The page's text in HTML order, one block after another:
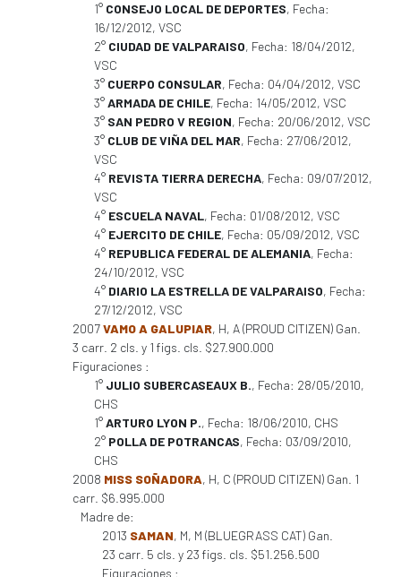
1° CONSEJO LOCAL DE DEPORTES, Fecha:
16/12/2012, VSC
2° CIUDAD DE VALPARAISO, Fecha: 18/04/2012,
VSC
3° CUERPO CONSULAR, Fecha: 04/04/2012, VSC
3°ARMADA DE CHILE, Fecha: 14/05/2012, VSC
3° SAN PEDRO V REGION, Fecha: 20/06/2012, VSC
3° CLUB DE VIÑA DEL MAR, Fecha: 27/06/2012,
VSC
4° REVISTA TIERRA DERECHA, Fecha: 09/07/2012,
VSC
4° ESCUELA NAVAL, Fecha: 01/08/2012, VSC
4° EJERCITO DE CHILE, Fecha: 05/09/2012, VSC
4° REPUBLICA FEDERAL DE ALEMANIA, Fecha:
24/10/2012, VSC
4° DIARIO LA ESTRELLA DE VALPARAISO, Fecha:
27/12/2012, VSC
2007VAMO A GALUPIAR, H, A (PROUD CITIZEN) Gan.
3 carr. 2 cls. y 1 figs. cls. $27.900.000
Figuraciones :
1° JULIO SUBERCASEAUX B., Fecha: 28/05/2010,
CHS
1°ARTURO LYON P., Fecha: 18/06/2010, CHS
2° POLLA DE POTRANCAS, Fecha: 03/09/2010,
CHS
2008 MISS SOÑADORA, H, C (PROUD CITIZEN) Gan. 1
carr. $6.995.000
Madre de:
2013 SAMAN, M, M (BLUEGRASS CAT) Gan.
23 carr. 5 cls. y 23 figs. cls. $51.256.500
Figuraciones :